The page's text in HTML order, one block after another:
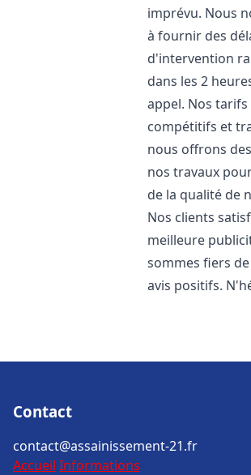
imprévu. Nous
à fournir des
d'intervention
dans les 2
appel. Nos
compétitifs et
nous offrons
nos travaux
de la qualité de
Nos clients
meilleure
sommes fiers
avis positifs.
Contact
contact@assainissement-21.fr
Accueil Informations